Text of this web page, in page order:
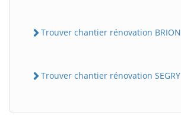
Trouver chantier rénovation BRION
Trouver chantier rénovation SEGRY